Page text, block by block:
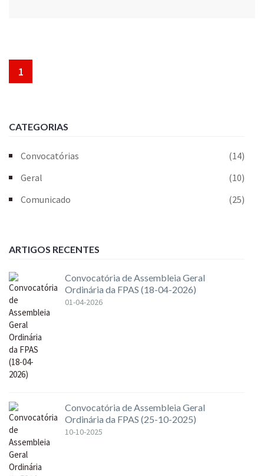
1
CATEGORIAS
Convocatórias
(14)
Geral
(10)
Comunicado
(25)
ARTIGOS RECENTES
Convocatória de Assembleia Geral
Ordinária da FPAS (18-04-2026)
01-04-2026
Convocatória de Assembleia Geral
Ordinária da FPAS (25-10-2025)
10-10-2025